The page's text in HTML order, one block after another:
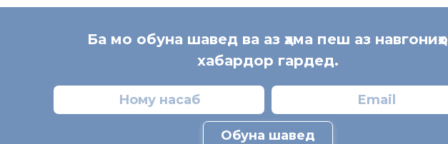
Ба мо обуна шавед ва аз ҳама пеш аз навгониҳо
хабардор гардед.
Обуна шавед